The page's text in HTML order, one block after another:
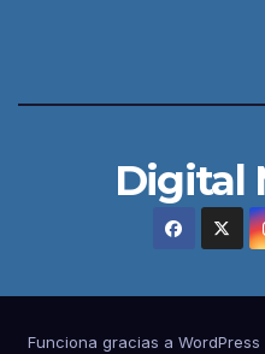
Digital
Funciona gracias a WordPress